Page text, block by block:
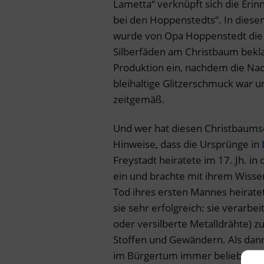
Lametta“ verknüpft sich die
bei den Hoppenstedts“. In
wurde von Opa Hoppenstedt
Silberfäden am Christbaum
Produktion ein, nachdem die
bleihaltige Glitzerschmuck war
zeitgemäß.
Und wer hat diesen
Hinweise, dass die Ursprünge in
Freystadt heiratete im 17. Jh. in
ein und brachte mit ihrem
Tod ihres ersten Mannes
sie sehr erfolgreich: sie
oder versilberte Metalldrähte)
Stoffen und Gewändern. Als
im Bürgertum immer beliebter